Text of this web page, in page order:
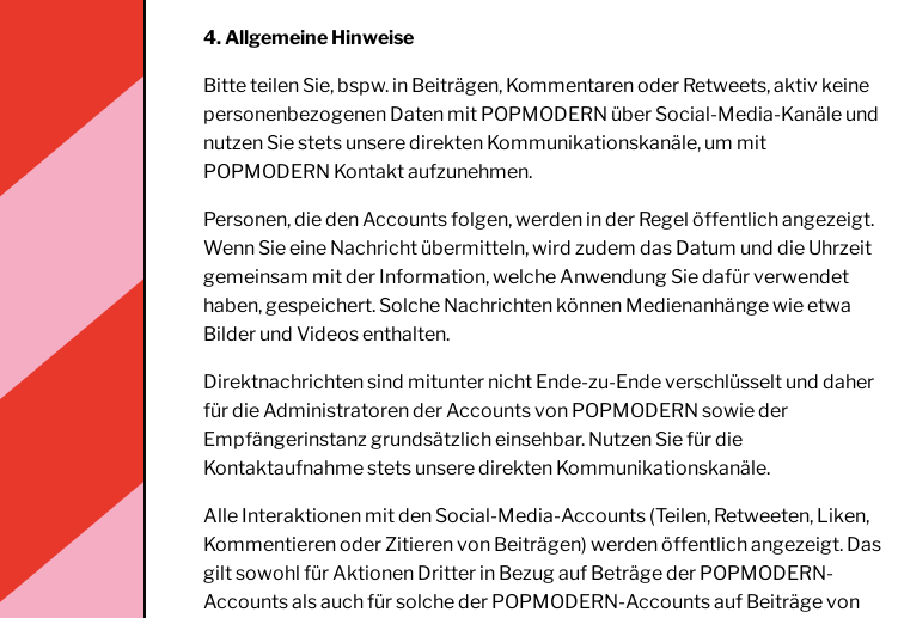
4. Allgemeine Hinweise
Bitte teilen Sie, bspw. in Beiträgen, Kommentaren oder Retweets, aktiv keine
personenbezogenen Daten mit POPMODERN über Social-Media-Kanäle und
nutzen Sie stets unsere direkten Kommunikationskanäle, um mit
POPMODERN Kontakt aufzunehmen.
Personen, die den Accounts folgen, werden in der Regel öffentlich angezeigt.
Wenn Sie eine Nachricht übermitteln, wird zudem das Datum und die Uhrzeit
gemeinsam mit der Information, welche Anwendung Sie dafür verwendet
haben, gespeichert. Solche Nachrichten können Medienanhänge wie etwa
Bilder und Videos enthalten.
Direktnachrichten sind mitunter nicht Ende-zu-Ende verschlüsselt und daher
für die Administratoren der Accounts von POPMODERN sowie der
Empfängerinstanz grundsätzlich einsehbar. Nutzen Sie für die
Kontaktaufnahme stets unsere direkten Kommunikationskanäle.
Alle Interaktionen mit den Social-Media-Accounts (Teilen, Retweeten, Liken,
Kommentieren oder Zitieren von Beiträgen) werden öffentlich angezeigt. Das
gilt sowohl für Aktionen Dritter in Bezug auf Beträge der POPMODERN-
Accounts als auch für solche der POPMODERN-Accounts auf Beiträge von